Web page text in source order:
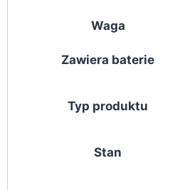
Waga
Zawiera baterie
Typ produktu
Stan